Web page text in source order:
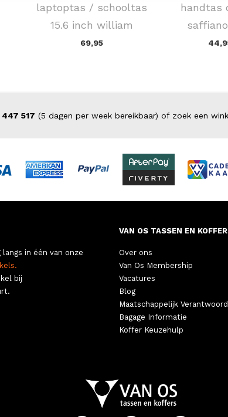
laptoptas / schooltas
15.6 inch william
69,95
handtas
447 517 (5 dagen per week bereikbaar) of zoek een
langs in één van onze
bij
VAN OS TASSEN EN
Over ons
Van Os Membership
Vacatures
Blog
Maatschappelijk
Bagage Informatie
Koffer Keuzehulp